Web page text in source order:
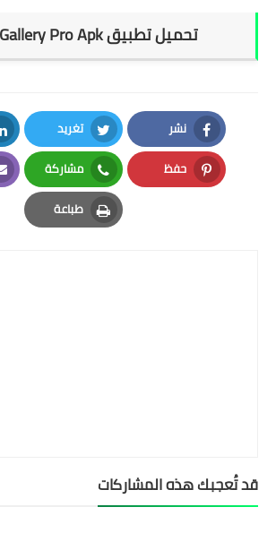
تحميل تطبيق Simple Gallery Pro Apk
نشر
Facebook
تغريد
Twitter
حفظ
Pinterest
مشاركة
Whatsapp
طباعة
Print
قد تُعجبك هذه المشاركات